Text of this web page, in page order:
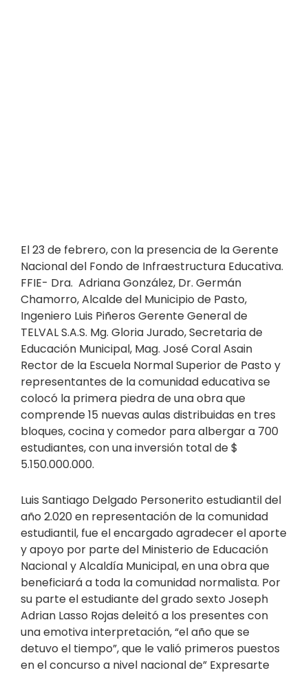
El 23 de febrero, con la presencia de la Gerente
Nacional del Fondo de Infraestructura Educativa.
FFIE- Dra. Adriana González, Dr. Germán
Chamorro, Alcalde del Municipio de Pasto,
Ingeniero Luis Piñeros Gerente General de
TELVAL S.A.S. Mg. Gloria Jurado, Secretaria de
Educación Municipal, Mag. José Coral Asain
Rector de la Escuela Normal Superior de Pasto y
representantes de la comunidad educativa se
colocó la primera piedra de una obra que
comprende 15 nuevas aulas distribuidas en tres
bloques, cocina y comedor para albergar a 700
estudiantes, con una inversión total de $
5.150.000.000.
Luis Santiago Delgado Personerito estudiantil del
año 2.020 en representación de la comunidad
estudiantil, fue el encargado agradecer el aporte
y apoyo por parte del Ministerio de Educación
Nacional y Alcaldía Municipal, en una obra que
beneficiará a toda la comunidad normalista. Por
su parte el estudiante del grado sexto Joseph
Adrian Lasso Rojas deleitó a los presentes con
una emotiva interpretación, “el año que se
detuvo el tiempo”, que le valió primeros puestos
en el concurso a nivel nacional de” Expresarte